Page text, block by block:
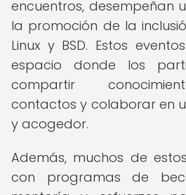
encuentros, desempeñan
la promoción de la
Linux y BSD. Estos
espacio donde los
compartir
contactos y colaborar en
y acogedor.
Además, muchos de
con programas de